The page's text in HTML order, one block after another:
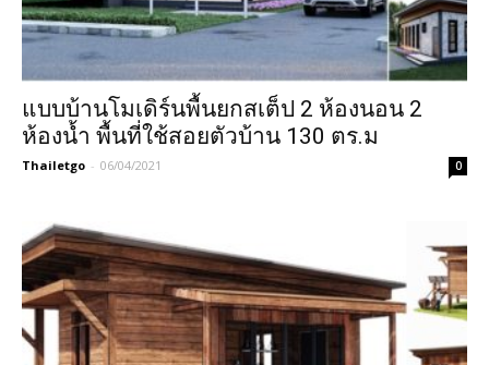
แบบบ้านโมเดิร์นพื้นยกสเต็ป 2 ห้องนอน 2
ห้องน้ำ พื้นที่ใช้สอยตัวบ้าน 130 ตร.ม
Thailetgo - 06/04/2021 0